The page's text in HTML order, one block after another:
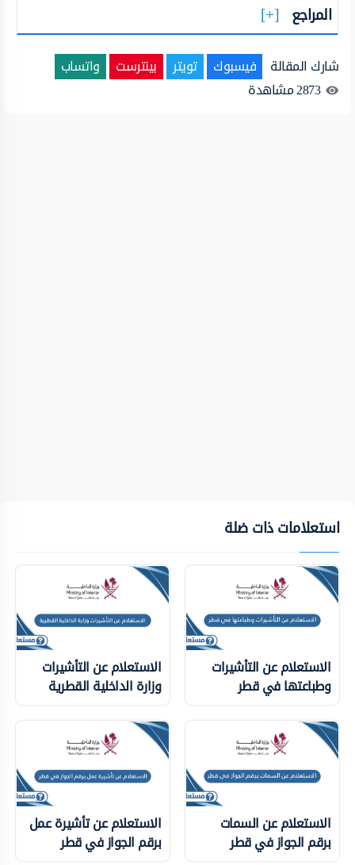
المراجع
شارك المقالة فيسبوك تويتر بينترست
واتساب
2873مشاهدة
استعلامات ذات ضلة
الاستعلام عن التأشيرات
وطباعتها في قطر
الاستعلام عن التأشيرات
وزارة الداخلية ‏القطرية
الاستعلام عن السمات
برقم الجواز في قطر
الاستعلام عن تأشيرة عمل
برقم الجواز في قطر